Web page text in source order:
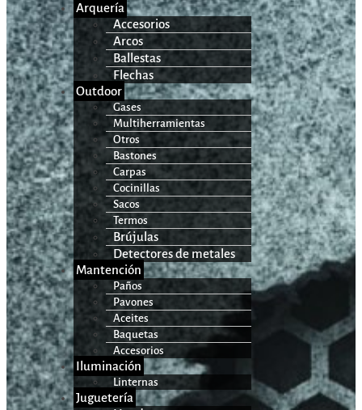
Arquería
Accesorios
Arcos
Ballestas
Flechas
Outdoor
Gases
Multiherramientas
Otros
Bastones
Carpas
Cocinillas
Sacos
Termos
Brújulas
Detectores de metales
Mantención
Paños
Pavones
Aceites
Baquetas
Accesorios
Iluminación
Linternas
Juguetería